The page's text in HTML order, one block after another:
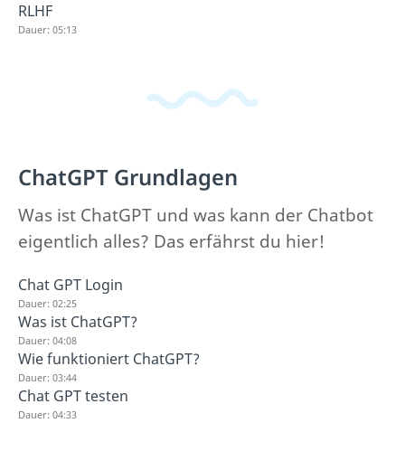
RLHF
Dauer: 05:13
ChatGPT Grundlagen
Was ist ChatGPT und was kann der Chatbot
eigentlich alles? Das erfährst du hier!
Chat GPT Login
Dauer: 02:25
Was ist ChatGPT?
Dauer: 04:08
Wie funktioniert ChatGPT?
Dauer: 03:44
Chat GPT testen
Dauer: 04:33